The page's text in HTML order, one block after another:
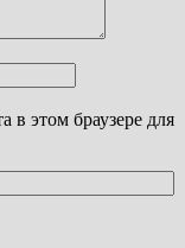
в этом браузере для